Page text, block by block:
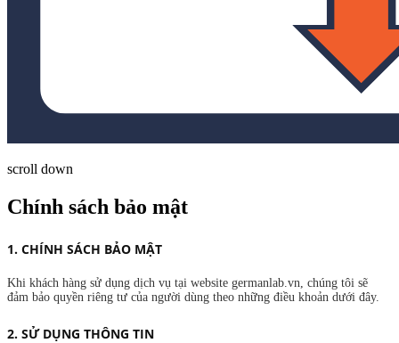
scroll down
Chính sách bảo mật
1. CHÍNH SÁCH BẢO MẬT
Khi khách hàng sử dụng dịch vụ tại website germanlab.vn, chúng tôi sẽ
đảm bảo quyền riêng tư của người dùng theo những điều khoản dưới đây.
2. SỬ DỤNG THÔNG TIN